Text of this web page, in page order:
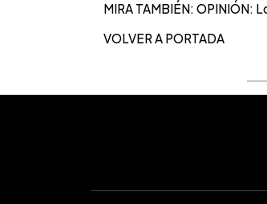
MIRA TAMBIÉN: OPINIÓN:
VOLVER A PORTADA